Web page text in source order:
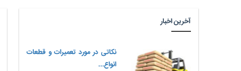
آخرین اخبار
نکاتی در مورد تعمیرات و قطعات
انواع...